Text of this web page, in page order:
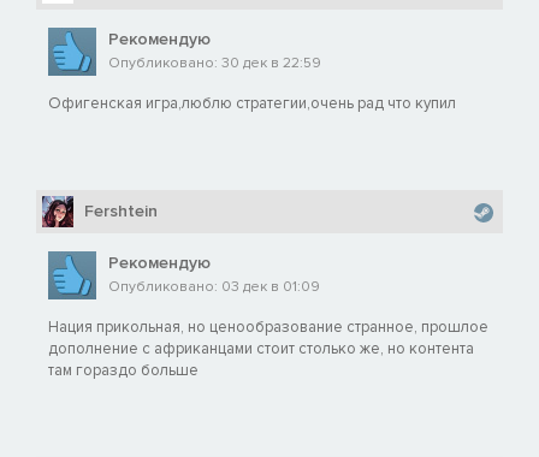
Рекомендую
Опубликовано: 30 дек в 22:59
Офигенская игра,люблю стратегии,очень рад что купил
Fershtein
Рекомендую
Опубликовано: 03 дек в 01:09
Нация прикольная, но ценообразование странное, прошлое
дополнение с африканцами стоит столько же, но контента
там гораздо больше